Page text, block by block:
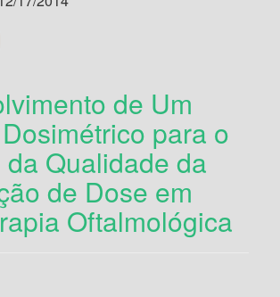
de Um
para o
Qualidade da
de Dose em
Oftalmológica